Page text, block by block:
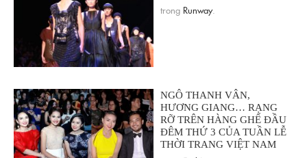
trong Runway.
NGÔ THANH VÂN,
HƯƠNG GIANG… RẠNG
RỠ TRÊN HÀNG GHẾ ĐẦU
ĐÊM THỨ 3 CỦA TUẦN LỄ
THỜI TRANG VIỆT NAM